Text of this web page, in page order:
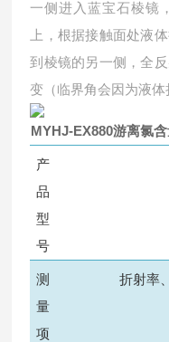
一侧进入蓝宝石棱镜
上，根据接触面处液
到棱镜的另一侧，全
变（临界角会因为液体
MYHJ-EX880游离氯
产
品
型
号
测
量
项
折射率